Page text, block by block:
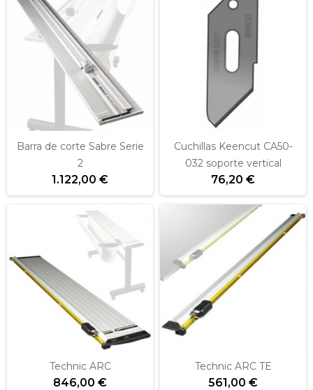
Barra de corte Sabre Serie
2
1.122,00 €
Cuchillas Keencut CA50-
032 soporte vertical
76,20 €
Technic ARC
846,00 €
Technic ARC TE
561,00 €